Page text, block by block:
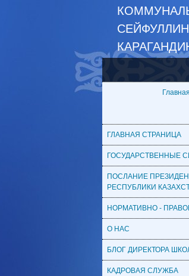
Главная
ГЛАВНАЯ СТРАНИЦА
ГОСУДАРСТВЕННЫЕ
ПОСЛАНИЕ
РЕСПУБЛИКИ
НОРМАТИВНО -
О НАС
БЛОГ ДИРЕКТОРА
КАДРОВАЯ CЛУЖБА